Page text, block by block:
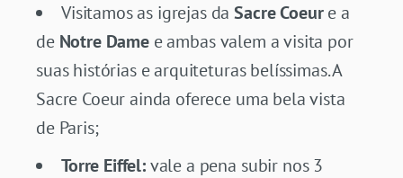
Visitamos as igrejas daSacre Coeure a
de Notre Dame e ambas valem a visita por
suas histórias e arquiteturas belíssimas. A
Sacre Coeur ainda oferece uma bela vista
de Paris;
Torre Eiffel:vale a pena subir nos 3